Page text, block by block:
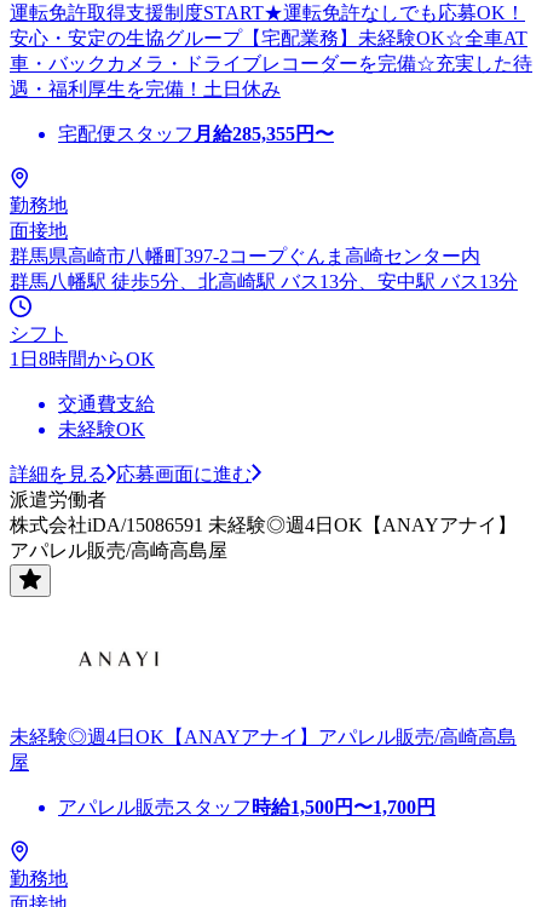
運転免許取得支援制度START★運転免許なしでも応募OK！
安心・安定の生協グループ【宅配業務】未経験OK☆全車AT
車・バックカメラ・ドライブレコーダーを完備☆充実した待
遇・福利厚生を完備！土日休み
宅配便スタッフ 月給285,355円〜
勤務地
面接地
群馬県高崎市八幡町397-2コープぐんま高崎センター内
群馬八幡駅 徒歩5分、北高崎駅 バス13分、安中駅 バス13分
シフト
1日8時間からOK
交通費支給
未経験OK
詳細を見る
応募画面に進む
派遣労働者
株式会社iDA/15086591 未経験◎週4日OK【ANAYアナイ】
アパレル販売/高崎高島屋
未経験◎週4日OK【ANAYアナイ】アパレル販売/高崎高島
屋
アパレル販売スタッフ 時給1,500円〜1,700円
勤務地